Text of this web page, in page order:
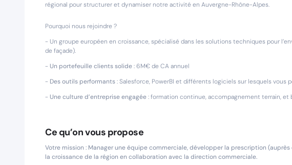
régional pour structurer et dynamiser notre activité en Auvergne-Rhône-Alpes.
Pourquoi nous rejoindre ?
- Un groupe européen en croissance, spécialisé dans les solutions techniques pour
de façade).
-Un portefeuille clients solide: 6M€ de CA annuel
- Des outils performants: Salesforce, PowerBI et différents logiciels sur lesquels vous
-Une culture d’entreprise engagée: formation continue, accompagnement terrain, et
Ce qu’on vous propose
Votre mission : Manager une équipe commerciale, développer la prescription
la croissance de la région en collaboration avec la direction commerciale.